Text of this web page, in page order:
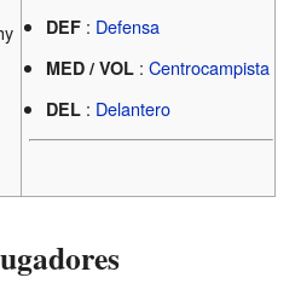
DEF: Defensa
MED / VOL: Centrocampista
DEL: Delantero